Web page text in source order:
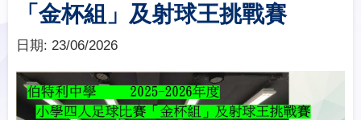
「金杯組」及射球王挑戰賽
日期: 23/06/2026